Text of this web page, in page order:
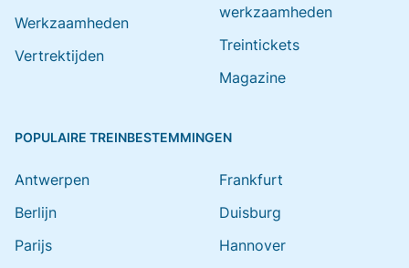
Werkzaamheden
Vertrektijden
werkzaamheden
Treintickets
Magazine
POPULAIRE TREINBESTEMMINGEN
Antwerpen
Berlijn
Parijs
Frankfurt
Duisburg
Hannover